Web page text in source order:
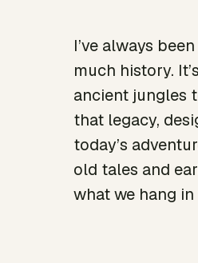
I’ve always
much history.
ancient jungles
that legacy,
today’s
old tales and
what we hang